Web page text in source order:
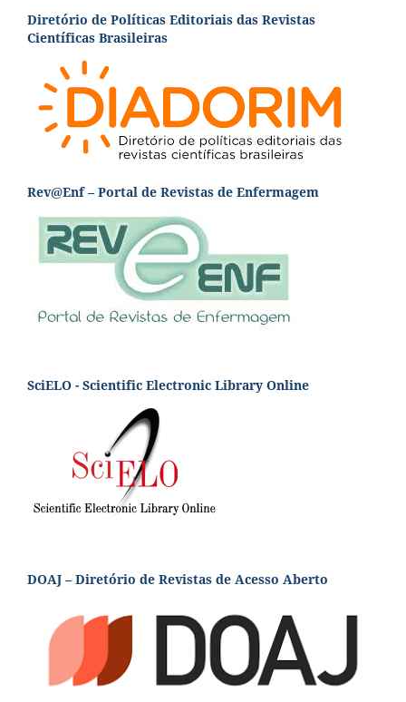
Diretório de Políticas Editoriais das Revistas
Científicas Brasileiras
Rev@Enf – Portal de Revistas de Enfermagem
SciELO - Scientific Electronic Library Online
DOAJ – Diretório de Revistas de Acesso Aberto